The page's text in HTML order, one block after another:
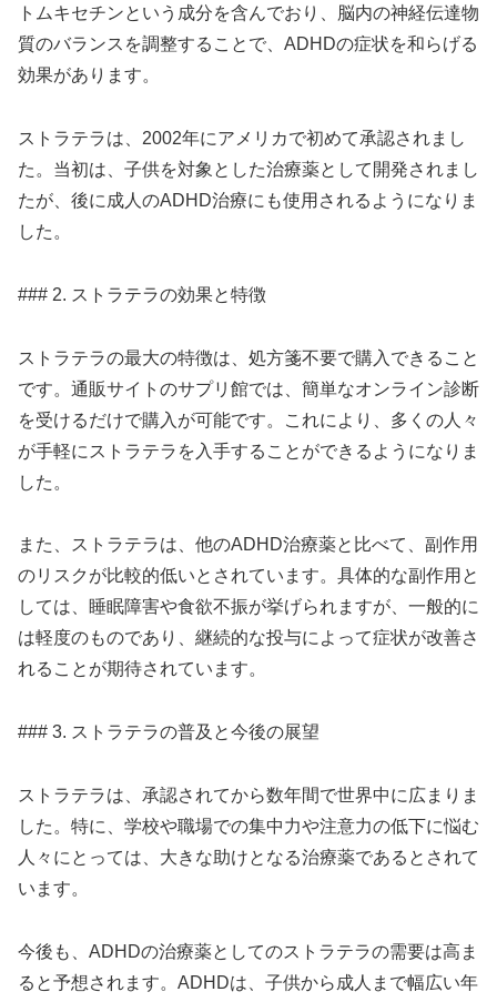
トムキセチンという成分を含んでおり、脳内の神経伝達物
質のバランスを調整することで、ADHDの症状を和らげる
効果があります。
ストラテラは、2002年にアメリカで初めて承認されまし
た。当初は、子供を対象とした治療薬として開発されまし
たが、後に成人のADHD治療にも使用されるようになりま
した。
### 2. ストラテラの効果と特徴
ストラテラの最大の特徴は、処方箋不要で購入できること
です。通販サイトのサプリ館では、簡単なオンライン診断
を受けるだけで購入が可能です。これにより、多くの人々
が手軽にストラテラを入手することができるようになりま
した。
また、ストラテラは、他のADHD治療薬と比べて、副作用
のリスクが比較的低いとされています。具体的な副作用と
しては、睡眠障害や食欲不振が挙げられますが、一般的に
は軽度のものであり、継続的な投与によって症状が改善さ
れることが期待されています。
### 3. ストラテラの普及と今後の展望
ストラテラは、承認されてから数年間で世界中に広まりま
した。特に、学校や職場での集中力や注意力の低下に悩む
人々にとっては、大きな助けとなる治療薬であるとされて
います。
今後も、ADHDの治療薬としてのストラテラの需要は高ま
ると予想されます。ADHDは、子供から成人まで幅広い年